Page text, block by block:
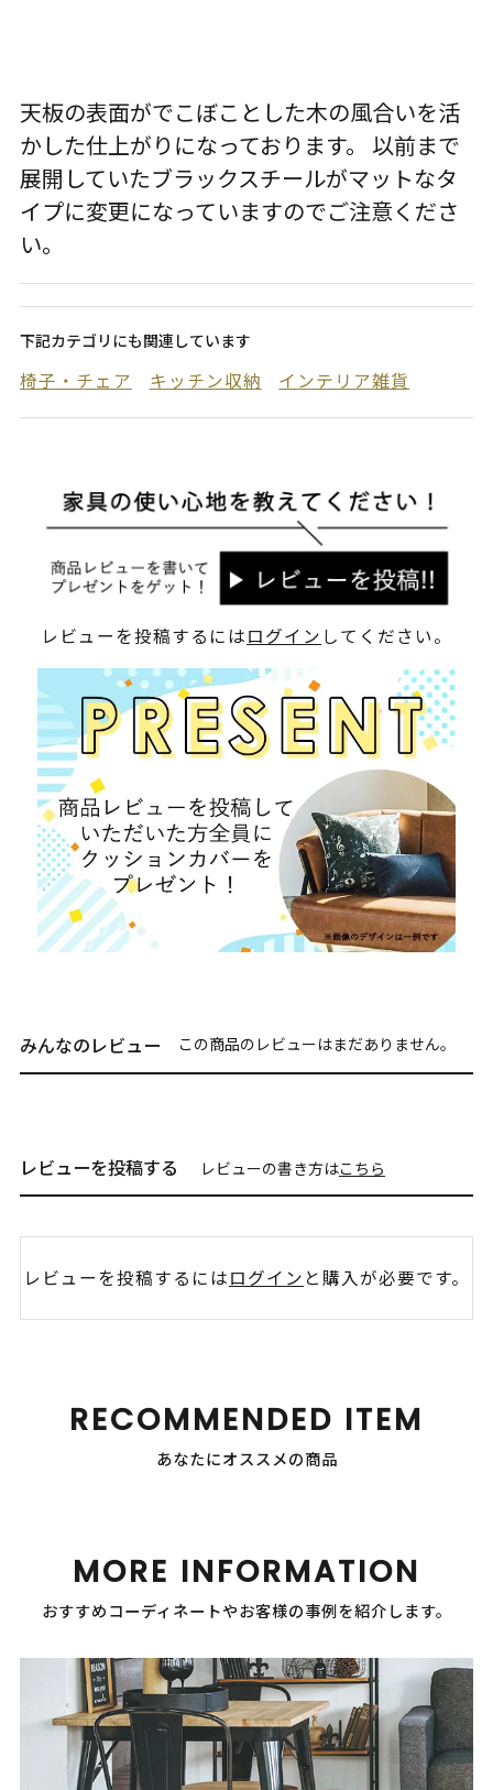
天板の表面がでこぼことした木の風合いを活
かした仕上がりになっております。 以前まで
展開していたブラックスチールがマットなタ
イプに変更になっていますのでご注意くださ
い。
下記カテゴリにも関連しています
椅子・チェア キッチン収納 インテリア雑貨
レビューを投稿するにはログイン してください。
みんなのレビュー この商品のレビューはまだありません。
レビューを投稿する レビューの書き方はこちら
レビューを投稿するにはログイン と購入が必要です。
RECOMMENDED ITEM
あなたにオススメの商品
MORE INFORMATION
おすすめコーディネートやお客様の事例を紹介します。